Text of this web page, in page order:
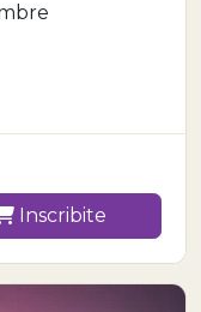
Inscribite